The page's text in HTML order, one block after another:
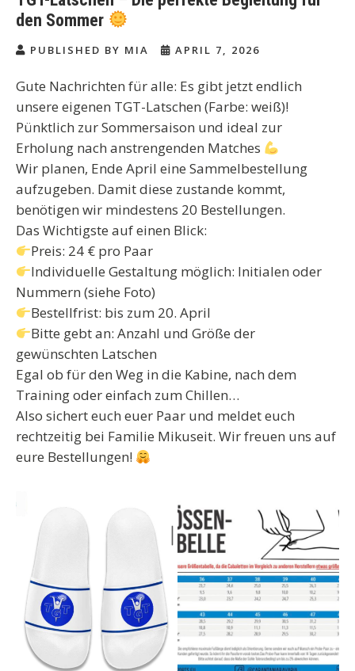
den Sommer
PUBLISHED BY MIA APRIL 7, 2026
Gute Nachrichten für alle: Es gibt jetzt endlich
unsere eigenen TGT-Latschen (Farbe: weiß)!
Pünktlich zur Sommersaison und ideal zur
Erholung nach anstrengenden Matches
Wir planen, Ende April eine Sammelbestellung
aufzugeben. Damit diese zustande kommt,
benötigen wir mindestens 20 Bestellungen.
Das Wichtigste auf einen Blick:
Preis: 24 € pro Paar
Individuelle Gestaltung möglich: Initialen oder
Nummern (siehe Foto)
Bestellfrist: bis zum 20. April
Bitte gebt an: Anzahl und Größe der
gewünschten Latschen
Egal ob für den Weg in die Kabine, nach dem
Training oder einfach zum Chillen…
Also sichert euch euer Paar und meldet euch
rechtzeitig bei Familie Mikuseit. Wir freuen uns auf
eure Bestellungen!